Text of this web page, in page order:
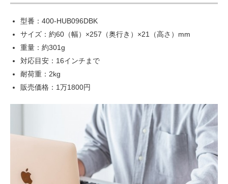
型番：400-HUB096DBK
サイズ：約60（幅）×257（奥行き）×21（高さ）mm
重量：約301g
対応目安：16インチまで
耐荷重：2kg
販売価格：1万1800円